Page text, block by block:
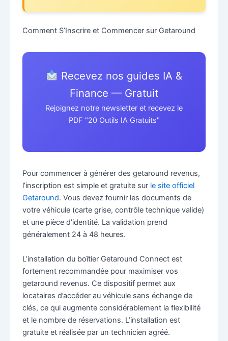
Comment S’Inscrire et Commencer sur Getaround
Recevez nos guides IA &
Finance — Gratuit
Rejoignez notre newsletter et recevez le
PDF "20 Outils IA Gratuits"
Pour commencer à générer des getaround revenus,
l’inscription est simple et gratuite sur le site officiel
Getaround. Vous devez fournir les documents de
votre véhicule (carte grise, contrôle technique valide)
et une pièce d’identité. La validation prend
généralement 24 à 48 heures.
L’installation du boîtier Getaround Connect est
fortement recommandée pour maximiser vos
getaround revenus. Ce dispositif permet aux
locataires d’accéder au véhicule sans échange de
clés, ce qui augmente considérablement la flexibilité
et le nombre de réservations. L’installation est
gratuite et réalisée par un technicien agréé.